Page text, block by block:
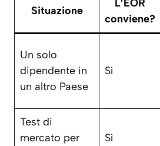
Situazione
L’EOR
conviene?
Un solo
dipendente in
un altro Paese
Sì
Test di
mercato per
Sì